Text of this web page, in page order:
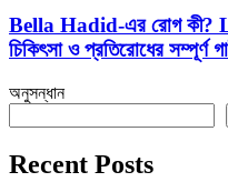
Bella Hadid-এর রোগ কী?
চিকিৎসা ও প্রতিরোধের সম্পূর্ণ
অনুসন্ধান
Recent Posts